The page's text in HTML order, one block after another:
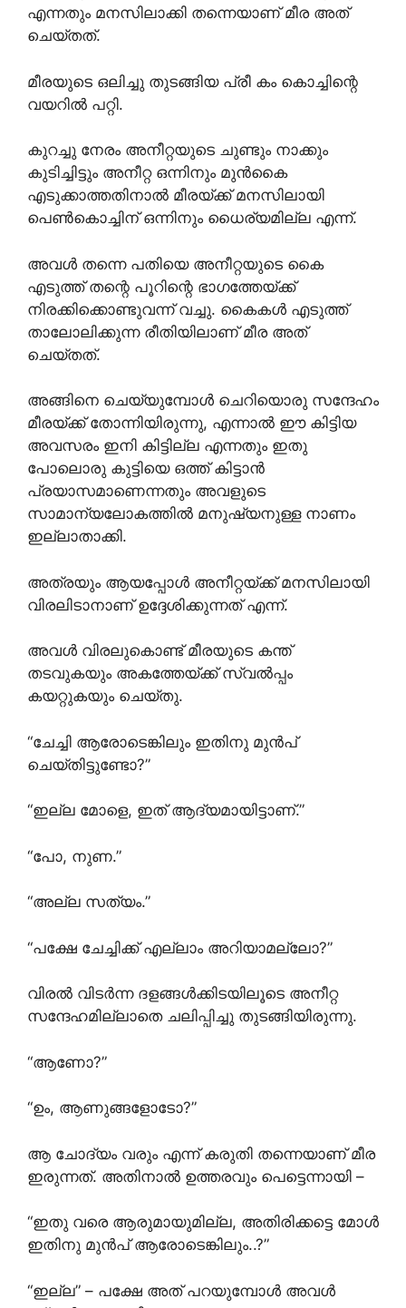
എന്നതും മനസിലാക്കി തന്നെയാണ് മീര അത്
ചെയ്തത്.
മീരയുടെ ഒലിച്ചു തുടങ്ങിയ പ്രീ കം കൊച്ചിന്റെ
വയറിൽ പറ്റി.
കുറച്ചു നേരം അനീറ്റയുടെ ചുണ്ടും നാക്കും
കുടിച്ചിട്ടും അനീറ്റ ഒന്നിനും മുൻകൈ
എടുക്കാത്തതിനാൽ മീരയ്ക്ക് മനസിലായി
പെൺകൊച്ചിന് ഒന്നിനും ധൈര്യമില്ല എന്ന്.
അവൾ തന്നെ പതിയെ അനീറ്റയുടെ കൈ
എടുത്ത് തന്റെ പൂറിന്റെ ഭാഗത്തേയ്ക്ക്
നിരക്കിക്കൊണ്ടുവന്ന് വച്ചു. കൈകൾ എടുത്ത്
താലോലിക്കുന്ന രീതിയിലാണ് മീര അത്
ചെയ്തത്.
അങ്ങിനെ ചെയ്യുമ്പോൾ ചെറിയൊരു സന്ദേഹം
മീരയ്ക്ക് തോന്നിയിരുന്നു, എന്നാൽ ഈ കിട്ടിയ
അവസരം ഇനി കിട്ടില്ല എന്നതും ഇതു
പോലൊരു കുട്ടിയെ ഒത്ത് കിട്ടാൻ
പ്രയാസമാണെന്നതും അവളുടെ
സാമാന്യലോകത്തിൽ മനുഷ്യനുള്ള നാണം
ഇല്ലാതാക്കി.
അത്രയും ആയപ്പോൾ അനീറ്റയ്ക്ക് മനസിലായി
വിരലിടാനാണ് ഉദ്ദേശിക്കുന്നത് എന്ന്.
അവൾ വിരലുകൊണ്ട് മീരയുടെ കന്ത്
തടവുകയും അകത്തേയ്ക്ക് സ്വൽപ്പം
കയറ്റുകയും ചെയ്തു.
“ചേച്ചി ആരോടെങ്കിലും ഇതിനു മുൻപ്
ചെയ്തിട്ടുണ്ടോ?”
“ഇല്ല മോളെ, ഇത് ആദ്യമായിട്ടാണ്.”
“പോ, നുണ.”
“അല്ല സത്യം.”
“പക്ഷേ ചേച്ചിക്ക് എല്ലാം അറിയാമല്ലോ?”
വിരൽ വിടർന്ന ദളങ്ങൾക്കിടയിലൂടെ അനീറ്റ
സന്ദേഹമില്ലാതെ ചലിപ്പിച്ചു തുടങ്ങിയിരുന്നു.
“ആണോ?”
“ഉം, ആണുങ്ങളോടോ?”
ആ ചോദ്യം വരും എന്ന് കരുതി തന്നെയാണ് മീര
ഇരുന്നത്. അതിനാൽ ഉത്തരവും പെട്ടെന്നായി –
“ഇതു വരെ ആരുമായുമില്ല, അതിരിക്കട്ടെ മോൾ
ഇതിനു മുൻപ് ആരോടെങ്കിലും..?”
“ഇല്ല” – പക്ഷേ അത് പറയുമ്പോൾ അവൾ